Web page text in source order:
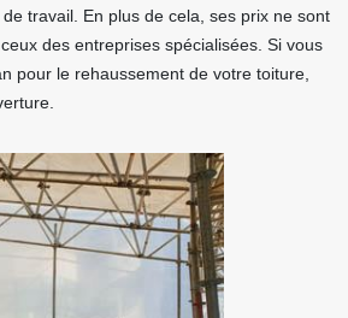
travail. En plus de cela, ses prix ne sont
des entreprises spécialisées. Si vous
pour le rehaussement de votre toiture,